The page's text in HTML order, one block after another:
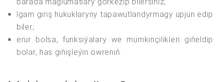
barada maglumatlary görkezip bilersiňiz;
lgam giriş hukuklaryny tapawutlandyrmagy üpjün edip
biler;
erur bolsa, funksiýalary we mümkinçilikleri giňeldip
bolar, has giňişleýin öwreniň.